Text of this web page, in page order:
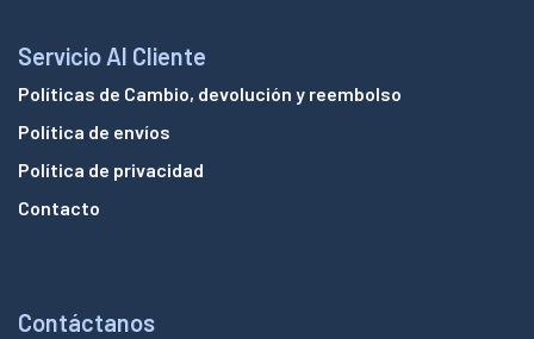
Servicio Al Cliente
Políticas de Cambio, devolución y reembolso
Política de envíos
Política de privacidad
Contacto
Contáctanos